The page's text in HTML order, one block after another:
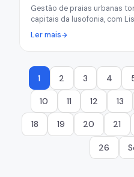
Gestão de praias urbanas
capitais da lusofonia, com
Ler mais
1 2 3 4
10 11 12 13
18 19 20 21
26